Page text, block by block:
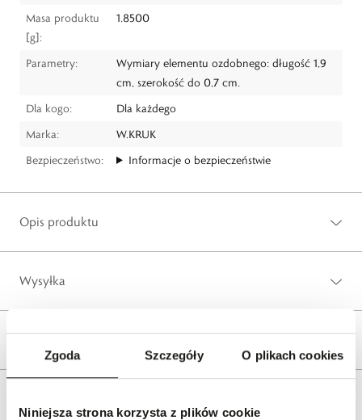
Zgoda Szczegóły O plikach cookies
Niniejsza strona korzysta z plików cookie
Masa produktu
[g]:
1.8500
Parametry:
Wymiary elementu ozdobnego: długość 1,9
cm, szerokość do 0,7 cm.
Dla kogo:
Dla każdego
Marka:
W.KRUK
Bezpieczeństwo:
Informacje o bezpieczeństwie
Opis produktu
Wysyłka